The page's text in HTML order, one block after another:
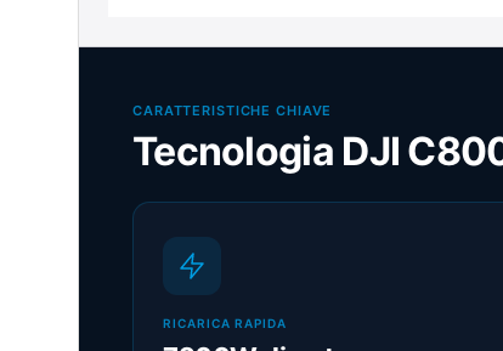
CARATTERISTICHE CHIAVE
Tecnologia DJI
RICARICA RAPIDA